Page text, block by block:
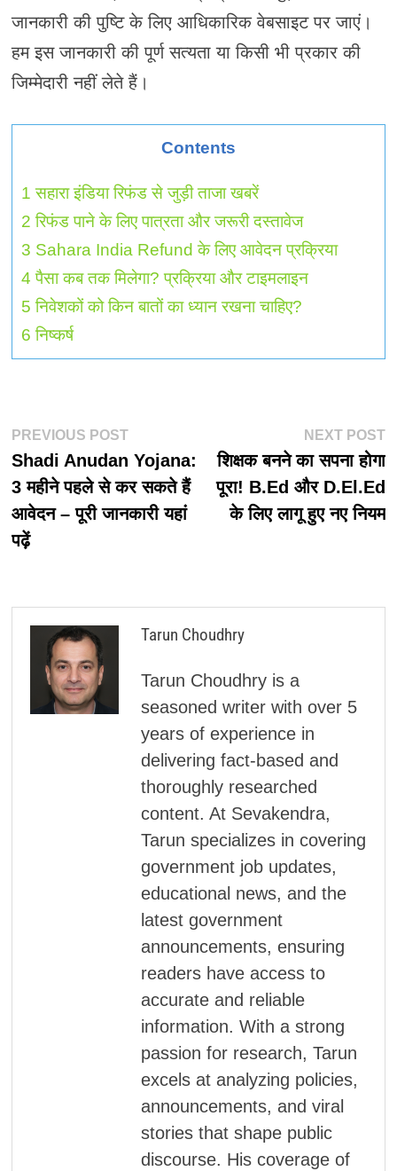
जानकारी की पुष्टि के लिए आधिकारिक वेबसाइट पर जाएं।
हम इस जानकारी की पूर्ण सत्यता या किसी भी प्रकार की
जिम्मेदारी नहीं लेते हैं।
Contents
1 सहारा इंडिया रिफंड से जुड़ी ताजा खबरें
2 रिफंड पाने के लिए पात्रता और जरूरी दस्तावेज
3 Sahara India Refund के लिए आवेदन प्रक्रिया
4 पैसा कब तक मिलेगा? प्रक्रिया और टाइमलाइन
5 निवेशकों को किन बातों का ध्यान रखना चाहिए?
6 निष्कर्ष
पोस्ट
नेविगेशन
PREVIOUS POSTPrevious
post:
Shadi Anudan Yojana:
3 महीने पहले से कर सकते हैं
आवेदन – पूरी जानकारी यहां
पढ़ें
NEXT POST
शिक्षक बनने का सपना होगा
पूरा! B.Ed और D.El.Ed
के लिए लागू हुए नए नियम
Tarun Choudhry
Tarun Choudhry is a
seasoned writer with over 5
years of experience in
delivering fact-based and
thoroughly researched
content. At Sevakendra,
Tarun specializes in covering
government job updates,
educational news, and the
latest government
announcements, ensuring
readers have access to
accurate and reliable
information. With a strong
passion for research, Tarun
excels at analyzing policies,
announcements, and viral
stories that shape public
discourse. His coverage of